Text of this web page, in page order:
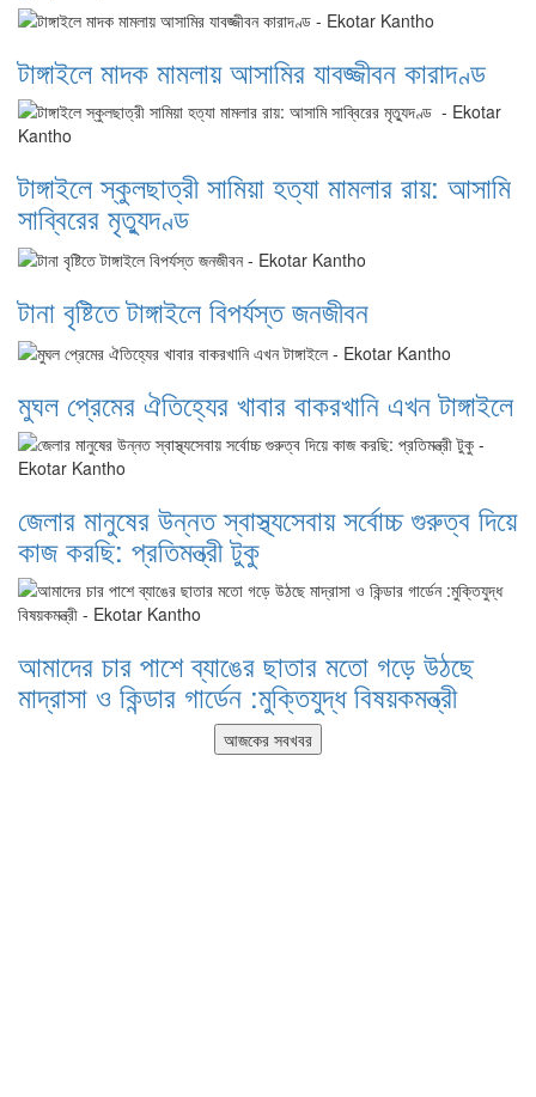
টাঙ্গাইলে মাদক মামলায় আসামির যাবজ্জীবন কারাদণ্ড
টাঙ্গাইলে স্কুলছাত্রী সামিয়া হত্যা মামলার রায়: আসামি
সাব্বিরের মৃত্যুদণ্ড
টানা বৃষ্টিতে টাঙ্গাইলে বিপর্যস্ত জনজীবন
মুঘল প্রেমের ঐতিহ্যের খাবার বাকরখানি এখন টাঙ্গাইলে
জেলার মানুষের উন্নত স্বাস্থ্যসেবায় সর্বোচ্চ গুরুত্ব দিয়ে
কাজ করছি: প্রতিমন্ত্রী টুকু
আমাদের চার পাশে ব্যাঙের ছাতার মতো গড়ে উঠছে
মাদ্রাসা ও কিন্ডার গার্ডেন :মুক্তিযুদ্ধ বিষয়কমন্ত্রী